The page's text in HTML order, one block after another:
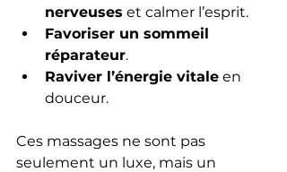
nerveuses et calmer l’esprit.
Favoriser un sommeil
réparateur.
Raviver l’énergie vitale en
douceur.
Ces massages ne sont pas
seulement un luxe, mais un